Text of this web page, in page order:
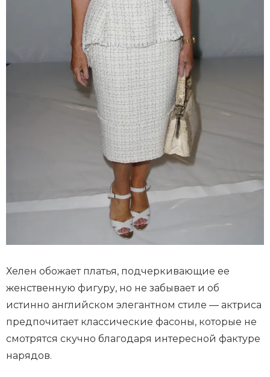
Хелен обожает платья, подчеркивающие ее
женственную фигуру, но не забывает и об
истинно английском элегантном стиле — актриса
предпочитает классические фасоны, которые не
смотрятся скучно благодаря интересной фактуре
нарядов.